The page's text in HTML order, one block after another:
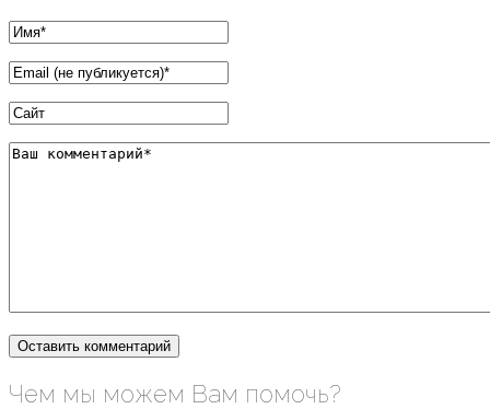
Чем мы можем Вам помочь?